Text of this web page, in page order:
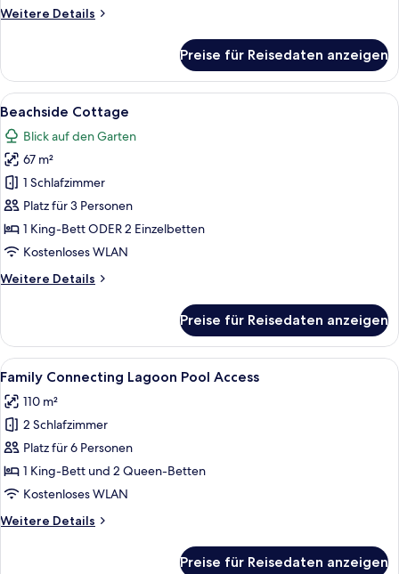
Weitere Details
Weitere
hillside
with
terrace
Preise für Reisedaten anzeigen
Alle
Fotos
für
Beachside
Cottage
anzeigen
Ein Hotelzimmer mit einem großen
9
Beachside Cottage
Blick auf den Garten
67 m²
1 Schlafzimmer
Platz für 3 Personen
1 King-Bett ODER 2 Einzelbetten
Kostenloses WLAN
Weitere Details
Weitere
Cottage
Preise für Reisedaten anzeigen
Alle
Fotos
für
Family
Connecting
Lagoon
Pool
anzeigen
Ein Hotelzimmer mit zwei Betten,
7
Family Connecting Lagoon Pool Access
110 m²
2 Schlafzimmer
Platz für 6 Personen
1 King-Bett und 2 Queen-Betten
Kostenloses WLAN
Weitere Details
Weitere
Preise für Reisedaten anzeigen